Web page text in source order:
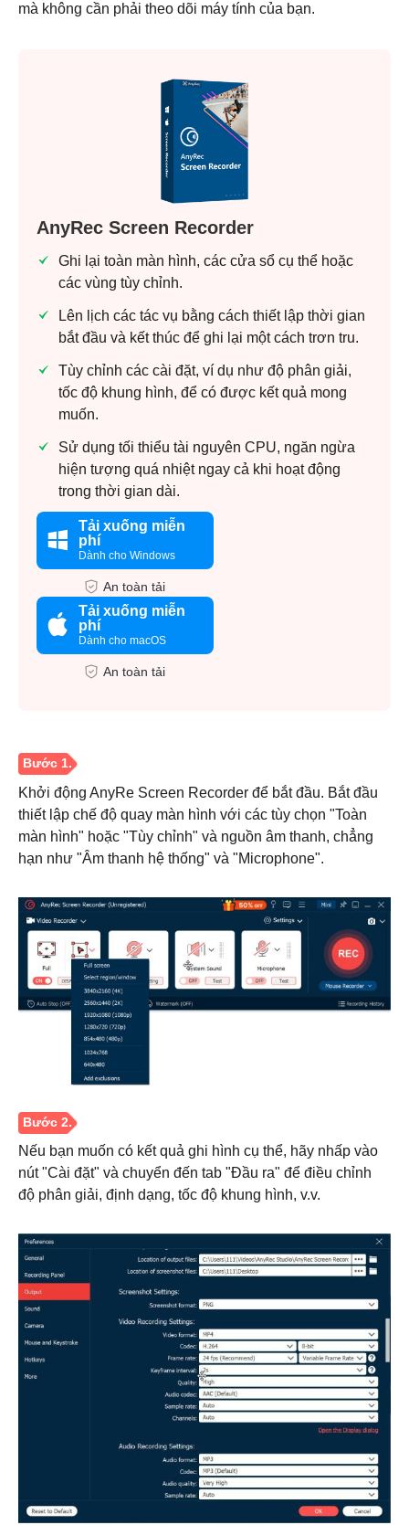
mà không cần phải theo dõi máy tính của bạn.
AnyRec Screen Recorder
Ghi lại toàn màn hình, các cửa sổ cụ thể hoặc
các vùng tùy chỉnh.
Lên lịch các tác vụ bằng cách thiết lập thời gian
bắt đầu và kết thúc để ghi lại một cách trơn tru.
Tùy chỉnh các cài đặt, ví dụ như độ phân giải,
tốc độ khung hình, để có được kết quả mong
muốn.
Sử dụng tối thiểu tài nguyên CPU, ngăn ngừa
hiện tượng quá nhiệt ngay cả khi hoạt động
trong thời gian dài.
Tải xuống miễn
phí
Dành cho Windows
An toàn tải
Tải xuống miễn
phí
Dành cho macOS
An toàn tải
Bước 1.
Khởi động AnyRe Screen Recorder để bắt đầu. Bắt đầu
thiết lập chế độ quay màn hình với các tùy chọn "Toàn
màn hình" hoặc "Tùy chỉnh" và nguồn âm thanh, chẳng
hạn như "Âm thanh hệ thống" và "Microphone".
Nếu bạn muốn có kết quả ghi hình cụ thể, hãy nhấp vào
nút "Cài đặt" và chuyển đến tab "Đầu ra" để điều chỉnh
độ phân giải, định dạng, tốc độ khung hình, v.v.